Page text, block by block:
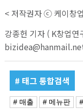
< 저작권자 ⓒ 케이창
강종헌 기자 ( K창업연
# 태그 통합검색
# 매출 # 메뉴판